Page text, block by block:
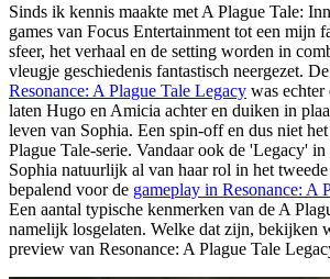
Sinds ik kennis maakte met A Plague Tale:
games van Focus Entertainment tot een mijn
sfeer, het verhaal en de setting worden in
vleugje geschiedenis fantastisch neergezet. De
Resonance: A Plague Tale Legacy was echter
laten Hugo en Amicia achter en duiken in
leven van Sophia. Een spin-off en dus niet
Plague Tale-serie. Vandaar ook de 'Legacy'
Sophia natuurlijk al van haar rol in het
bepalend voor de gameplay in Resonance: A
Een aantal typische kenmerken van de A
namelijk losgelaten. Welke dat zijn, bekijken
preview van Resonance: A Plague Tale